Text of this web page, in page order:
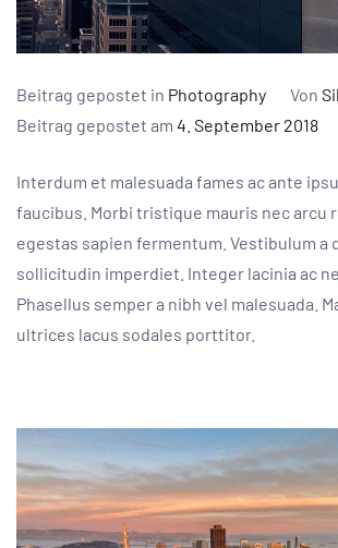
Beitrag gepostet in Photography Von
Beitrag gepostet am 4. September 2018
Interdum et malesuada fames ac ante
faucibus. Morbi tristique mauris nec arcu
egestas sapien fermentum. Vestibulum a
sollicitudin imperdiet. Integer lacinia ac
Phasellus semper a nibh vel malesuada.
ultrices lacus sodales porttitor.